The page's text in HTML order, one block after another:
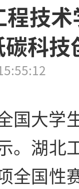
技
科
国大学
。湖北
全国性